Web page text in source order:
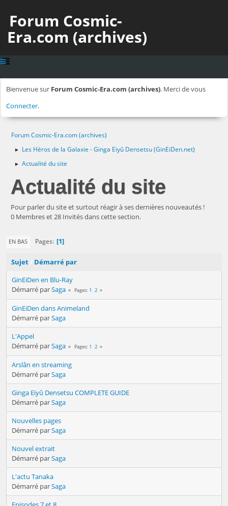
Forum Cosmic-
Era.com (archives)
Bienvenue sur Forum Cosmic-Era.com (archives). Merci de vous
Connecter.
Forum Cosmic-Era.com (archives)
► Les Héros de la Galaxie - Ginga Eiyû Densetsu (GinEiDen.net)
► Actualité du site
Actualité du site
Pour parler du site et surtout réagir à ses dernières nouveautés !
0 Membres et 28 Invités dans cette section.
EN BAS Pages 1
Sujet
Démarré par
GinEiDen en Blu-Ray
Démarré parSaga Pages 1 2
GinEiDen dans Animeland
Démarré parSaga
L'Appel
Démarré parSaga Pages 1 2
Arslân en streaming
Démarré parSaga
Ginga Eiyû Densetsu COMPLETE GUIDE
Démarré parSaga
Nouvelles pages
Démarré parSaga
Nouvel extrait
Démarré parSaga
L'actu Tanaka
Démarré parSaga